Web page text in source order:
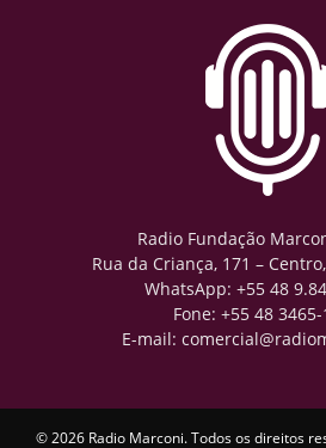
Radio Fundação
Rua da Criança, 171 –
WhatsApp: +55 48
Fone: +55 48
E-mail:
© 2026 Radio Marconi. Todos os direitos